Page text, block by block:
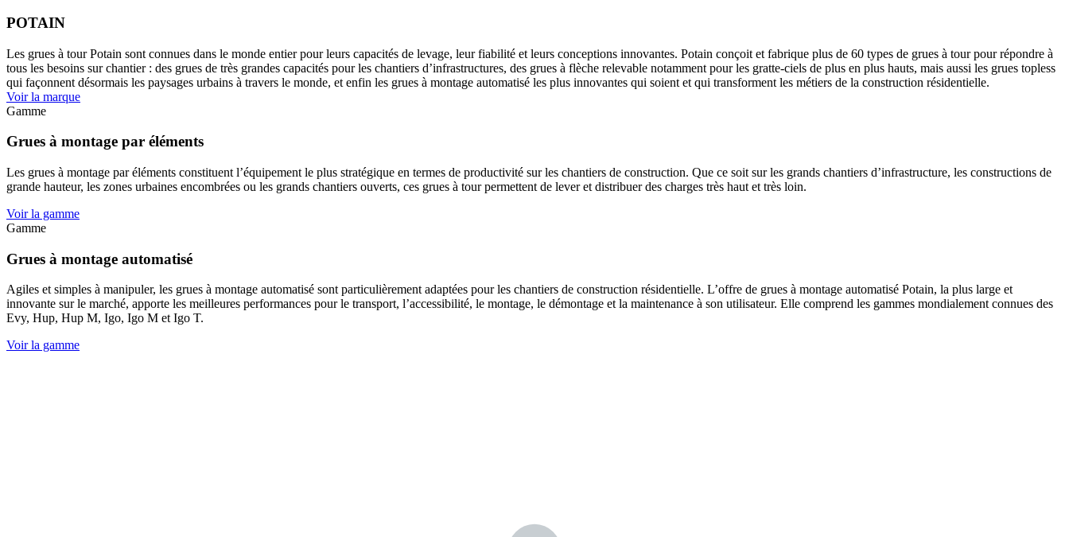
POTAIN
Les grues à tour Potain sont connues dans le monde entier pour leurs capacités de levage, leur fiabilité et leurs conceptions innovantes. Potain conçoit et fabrique plus de 60 types de grues à tour pour répondre à
tous les besoins sur chantier : des grues de très grandes capacités pour les chantiers d’infrastructures, des grues à flèche relevable notamment pour les gratte-ciels de plus en plus hauts, mais aussi les grues topless
qui façonnent désormais les paysages urbains à travers le monde, et enfin les grues à montage automatisé les plus innovantes qui soient et qui transforment les métiers de la construction résidentielle.
Voir la marque
Gamme
Grues à montage par éléments
Les grues à montage par éléments constituent l’équipement le plus stratégique en termes de productivité sur les chantiers de construction. Que ce soit sur les grands chantiers d’infrastructure, les constructions de
grande hauteur, les zones urbaines encombrées ou les grands chantiers ouverts, ces grues à tour permettent de lever et distribuer des charges très haut et très loin.
Voir la gamme
Gamme
Grues à montage automatisé
Agiles et simples à manipuler, les grues à montage automatisé sont particulièrement adaptées pour les chantiers de construction résidentielle. L’offre de grues à montage automatisé Potain, la plus large et
innovante sur le marché, apporte les meilleures performances pour le transport, l’accessibilité, le montage, le démontage et la maintenance à son utilisateur. Elle comprend les gammes mondialement connues des
Evy, Hup, Hup M, Igo, Igo M et Igo T.
Voir la gamme